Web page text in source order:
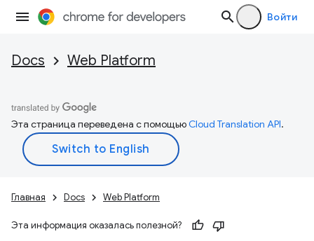
Войти
Docs Web Platform
Эта страница переведена с помощьюCloud Translation API.
Главная Docs Web Platform
Эта информация оказалась полезной?